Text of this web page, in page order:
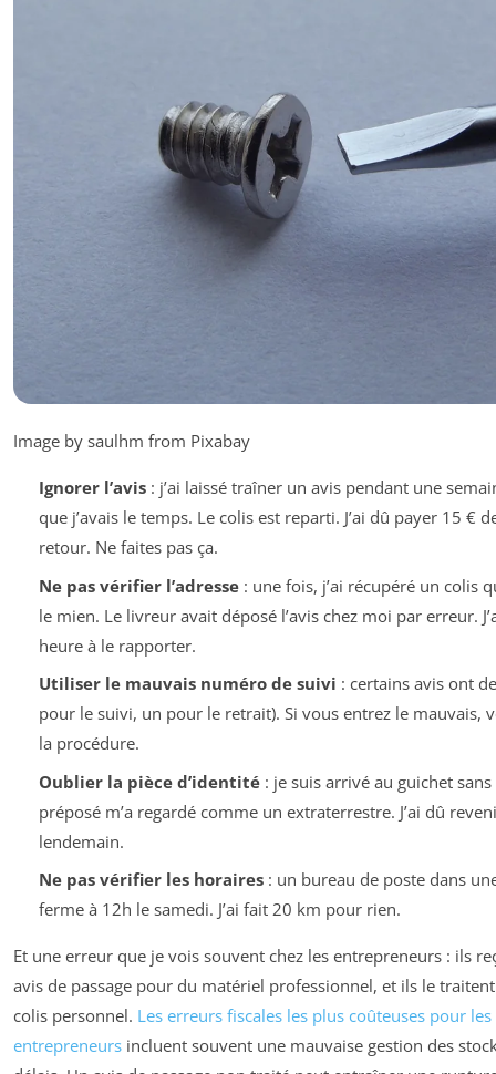
Image by saulhm from Pixabay
Ignorer l’avis: j’ai laissé traîner un avis pendant une
que j’avais le temps. Le colis est reparti. J’ai dû payer 15 €
retour. Ne faites pas ça.
Ne pas vérifier l’adresse: une fois, j’ai récupéré un colis
le mien. Le livreur avait déposé l’avis chez moi par erreur.
heure à le rapporter.
Utiliser le mauvais numéro de suivi : certains avis ont
pour le suivi, un pour le retrait). Si vous entrez le mauvais,
la procédure.
Oublier la pièce d’identité: je suis arrivé au guichet sans
préposé m’a regardé comme un extraterrestre. J’ai dû
lendemain.
Ne pas vérifier les horaires: un bureau de poste dans
ferme à 12h le samedi. J’ai fait 20 km pour rien.
Et une erreur que je vois souvent chez les entrepreneurs : ils
avis de passage pour du matériel professionnel, et ils le
colis personnel. Les erreurs fiscales les plus coûteuses pour les
entrepreneurs incluent souvent une mauvaise gestion des